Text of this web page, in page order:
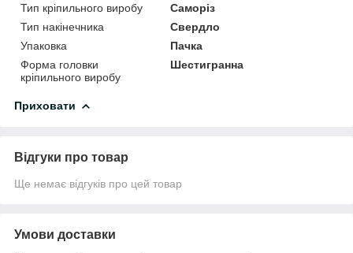
Тип кріпильного виробу
Саморіз
Тип накінечника
Свердло
Упаковка
Пачка
Форма головки
кріпильного виробу
Шестигранна
Приховати
Відгуки про товар
Ще немає відгуків про цей товар
Умови доставки